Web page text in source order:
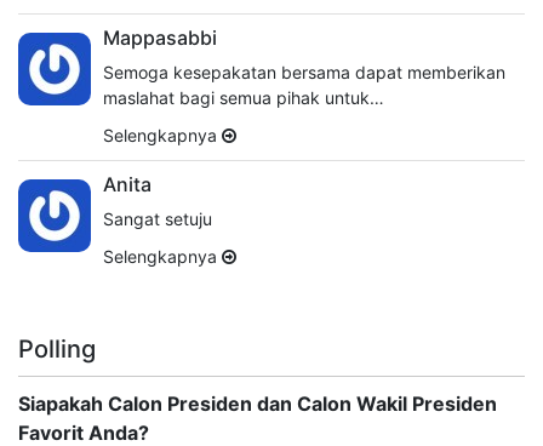
Mappasabbi
Semoga kesepakatan bersama dapat memberikan
maslahat bagi semua pihak untuk…
Selengkapnya
Anita
Sangat setuju
Selengkapnya
Polling
Siapakah Calon Presiden dan Calon Wakil Presiden
Favorit Anda?